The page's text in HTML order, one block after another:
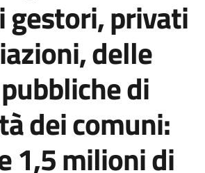
gestori, privati
delle
di
dei comuni:
1,5 milioni di